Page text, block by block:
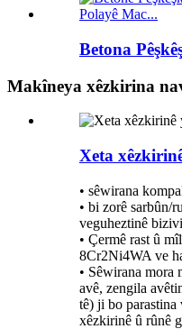
Betona
Makîneya xêzkirina
Xeta
• sêwirana
• bi zorê sarbûn/
veguheztinê
• Çermê rast û
8Cr2Ni4WA ve
• Sêwirana mora
avê, zengila
tê) ji bo parastina
xêzkirinê û rûnê